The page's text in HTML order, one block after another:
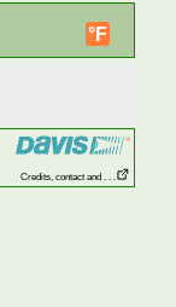
°F
Credits, contact and . . .